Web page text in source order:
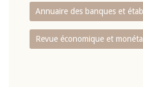
Annuaire des banques et
Revue économique et